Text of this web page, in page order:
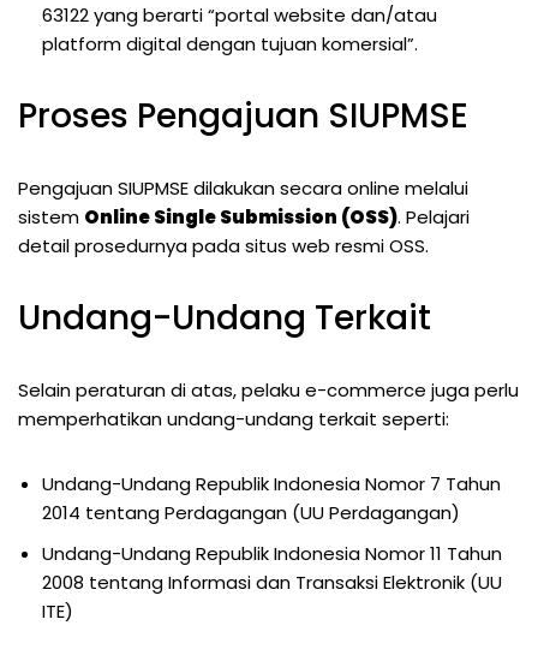
63122 yang berarti “portal website dan/atau
platform digital dengan tujuan komersial”.
Proses Pengajuan SIUPMSE
Pengajuan SIUPMSE dilakukan secara online melalui
sistem Online Single Submission (OSS). Pelajari
detail prosedurnya pada situs web resmi OSS.
Undang-Undang Terkait
Selain peraturan di atas, pelaku e-commerce juga perlu
memperhatikan undang-undang terkait seperti:
Undang-Undang Republik Indonesia Nomor 7 Tahun
2014 tentang Perdagangan (UU Perdagangan)
Undang-Undang Republik Indonesia Nomor 11 Tahun
2008 tentang Informasi dan Transaksi Elektronik (UU
ITE)